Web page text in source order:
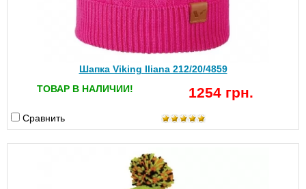
Шапка Viking Iliana 212/20/4859
ТОВАР В НАЛИЧИИ!
1254 грн.
Сравнить